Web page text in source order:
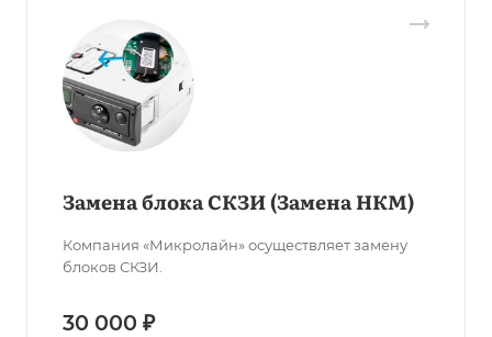
Замена блока СКЗИ (Замена НКМ)
Компания «Микролайн» осуществляет замену
блоков СКЗИ.
30 000 ₽